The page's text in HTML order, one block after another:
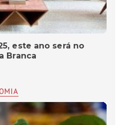
este ano será no
Branca